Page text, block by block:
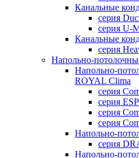
Канальные
серия
серия U-
Канальные
серия
Напольно-
Напольно-
ROYAL Clima
серия
серия
серия
серия
Напольно-
серия
Напольно-